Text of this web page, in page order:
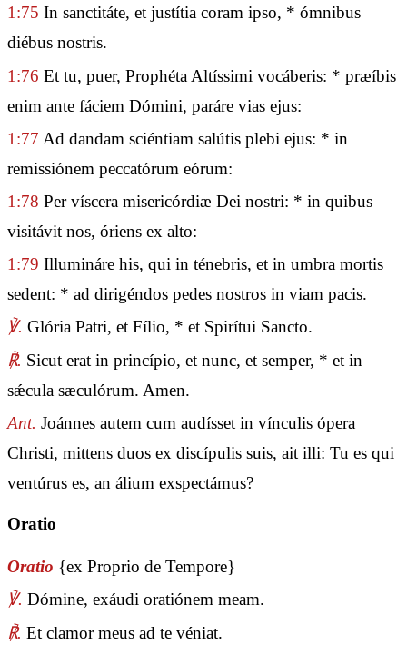
1:75 In sanctitáte, et justítia coram ipso, * ómnibus
diébus nostris.
1:76 Et tu, puer, Prophéta Altíssimi vocáberis: * præíbis
enim ante fáciem Dómini, paráre vias ejus:
1:77 Ad dandam sciéntiam salútis plebi ejus: * in
remissiónem peccatórum eórum:
1:78 Per víscera misericórdiæ Dei nostri: * in quibus
visitávit nos, óriens ex alto:
1:79 Illumináre his, qui in ténebris, et in umbra mortis
sedent: * ad dirigéndos pedes nostros in viam pacis.
℣. Glória Patri, et Fílio, * et Spirítui Sancto.
℟. Sicut erat in princípio, et nunc, et semper, * et in
sǽcula sæculórum. Amen.
Ant. Joánnes autem cum audísset in vínculis ópera
Christi, mittens duos ex discípulis suis, ait illi: Tu es qui
ventúrus es, an álium exspectámus?
Oratio
Oratio {ex Proprio de Tempore}
℣. Dómine, exáudi oratiónem meam.
℟. Et clamor meus ad te véniat.